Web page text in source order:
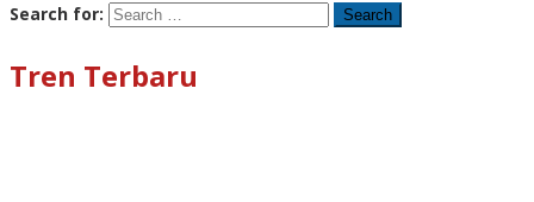
Search for:
Tren Terbaru